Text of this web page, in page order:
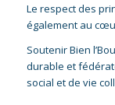
Le respect des
également au
Soutenir Bien
durable et
social et de vie